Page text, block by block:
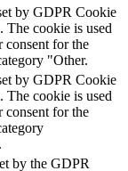
by GDPR Cookie
The cookie is used
consent for the
"Other.
by GDPR Cookie
The cookie is used
consent for the
by the GDPR